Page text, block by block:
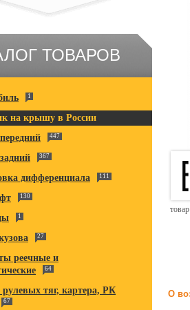
ТОВАРОВ
1
на крышу в России
447
367
дифференциала 111
130
1
27
реечные и
64
тяг, картера, РК
67
О